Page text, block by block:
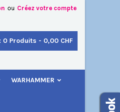
ou Créez votre compte
0 Produits - 0,00 CHF
WARHAMMER